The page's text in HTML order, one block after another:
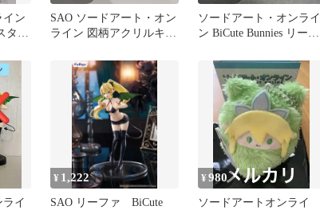
イン
オ
SAO ソードアート・オン
ライン 図柄アクリルキー
ソードアート・オンライ
ン BiCute Bunnies リーフ
ライ
¥ 1,222
SAO リーファ BiCute
¥980
ソードアートオンライ